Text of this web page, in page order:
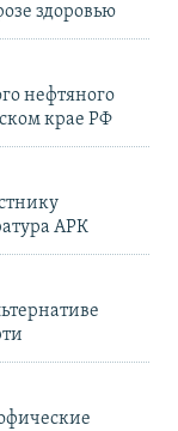
здоровью
нефтяного
крае РФ
АРК